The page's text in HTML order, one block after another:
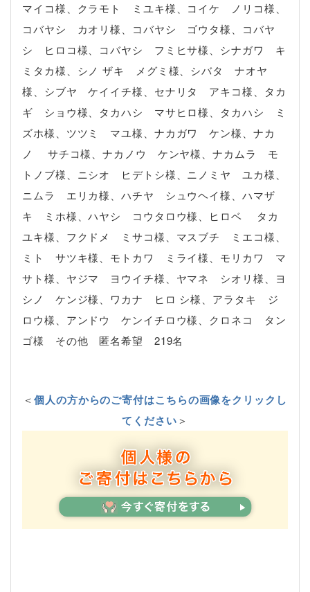
マイコ様、クラモト ミユキ様、コイケ ノリコ様、
コバヤシ カオリ様、コバヤシ ゴウタ様、コバヤ
シ ヒロコ様、コバヤシ フミヒサ様、シナガワ キ
ミタカ様、シノ ザキ メグミ様、シバタ ナオヤ
様、シブヤ ケイイチ様、セナリタ アキコ様、タカ
ギ ショウ様、タカハシ マサヒロ様、タカハシ ミ
ズホ様、ツツミ マユ様、ナカガワ ケン様、ナカ
ノ サチコ様、ナカノウ ケンヤ様、ナカムラ モ
トノブ様、ニシオ ヒデトシ様、ニノミヤ ユカ様、
ニムラ エリカ様、ハチヤ シュウヘイ様、ハマザ
キ ミホ様、ハヤシ コウタロウ様、ヒロベ タカ
ユキ様、フクドメ ミサコ様、マスブチ ミエコ様、
ミト サツキ様、モトカワ ミライ様、モリカワ マ
サト様、ヤジマ ヨウイチ様、ヤマネ シオリ様、ヨ
シノ ケンジ様、ワカナ ヒロ シ様、アラタキ ジ
ロウ様、アンドウ ケンイチロウ様、クロネコ タン
ゴ様 その他 匿名希望 219名
＜個人の方からのご寄付はこちらの画像をクリックし
てください＞